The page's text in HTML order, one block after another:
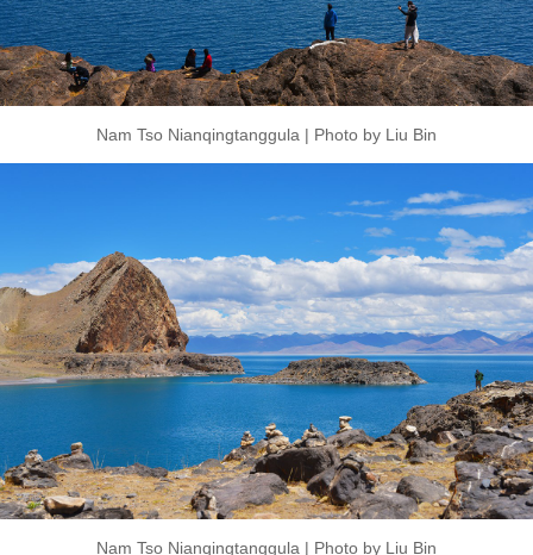
Nam Tso Nianqingtanggula | Photo by Liu Bin
Nam Tso Nianqingtanggula | Photo by Liu Bin